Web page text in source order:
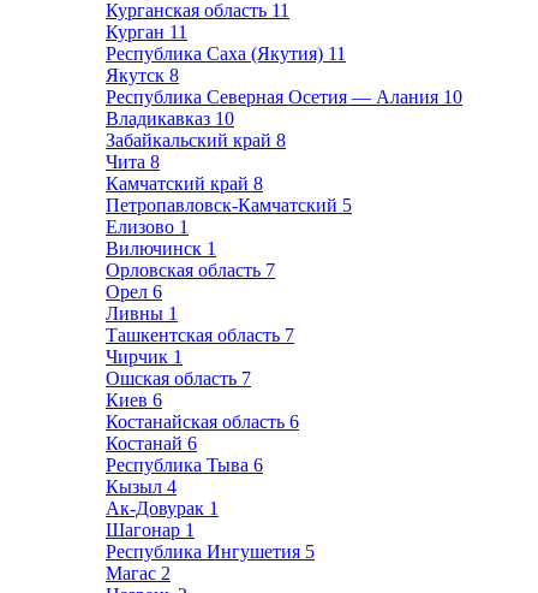
Курганская область 11
Курган 11
Республика Саха (Якутия) 11
Якутск 8
Республика Северная Осетия — Алания 10
Владикавказ 10
Забайкальский край 8
Чита 8
Камчатский край 8
Петропавловск-Камчатский 5
Елизово 1
Вилючинск 1
Орловская область 7
Орел 6
Ливны 1
Ташкентская область 7
Чирчик 1
Ошская область 7
Киев 6
Костанайская область 6
Костанай 6
Республика Тыва 6
Кызыл 4
Ак-Довурак 1
Шагонар 1
Республика Ингушетия 5
Магас 2